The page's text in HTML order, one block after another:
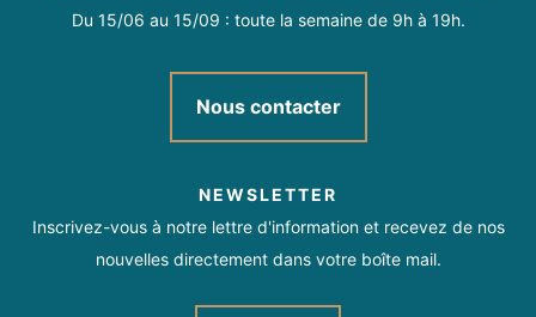
Du 15/06 au 15/09 : toute la semaine de 9h à 19h.
Nous contacter
NEWSLETTER
Inscrivez-vous à notre lettre d'information et recevez de nos
nouvelles directement dans votre boîte mail.